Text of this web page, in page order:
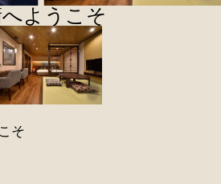
ようこそ
そ